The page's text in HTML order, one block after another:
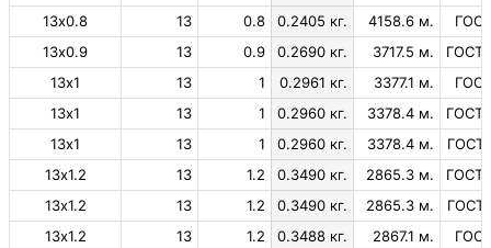
13х0.8
13 0.8 0.2405 кг. 4158.6 м.
13х0.9
13 0.9 0.2690 кг. 3717.5 м.
ГОСТ
13х1
13 1 0.2961 кг. 3377.1 м.
13х1
13 1 0.2960 кг. 3378.4 м.
ГОСТ
13х1
13 1 0.2960 кг. 3378.4 м.
ГОСТ
13х1.2
13 1.2 0.3490 кг. 2865.3 м.
ГОСТ
13х1.2
13 1.2 0.3490 кг. 2865.3 м.
ГОСТ
13х1.2
13 1.2 0.3488 кг. 2867.1 м.